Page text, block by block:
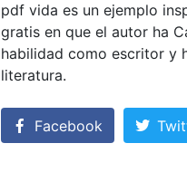
pdf vida es un ejemplo
gratis en que el autor ha
habilidad como escritor y
literatura.
Facebook